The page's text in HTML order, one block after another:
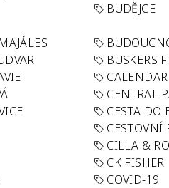
BUDĚJCE
BUSKERS
CALENDAR
CENTRAL
CESTA DO
CESTOVNÍ
CILLA &
CK FISHER
COVID-19